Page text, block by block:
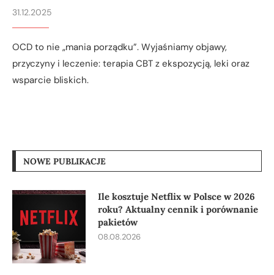
31.12.2025
OCD to nie „mania porządku”. Wyjaśniamy objawy,
przyczyny i leczenie: terapia CBT z ekspozycją, leki oraz
wsparcie bliskich.
NOWE PUBLIKACJE
Ile kosztuje Netflix w Polsce w 2026
roku? Aktualny cennik i porównanie
pakietów
08.08.2026